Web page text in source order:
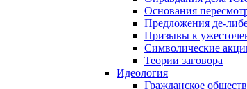
Основания
Предложения де-
Призывы к
Символические
Теории заговора
Идеология
Гражданское